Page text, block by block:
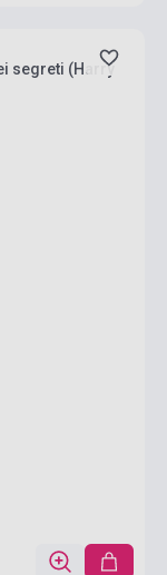
segreti (Harry